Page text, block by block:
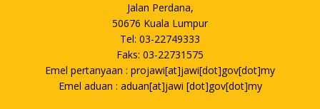
Jalan Perdana,
50676 Kuala Lumpur
Tel: 03-22749333
Faks: 03-22731575
Emel pertanyaan : projawi[at]jawi[dot]gov[dot]my
Emel aduan : aduan[at]jawi [dot]gov[dot]my